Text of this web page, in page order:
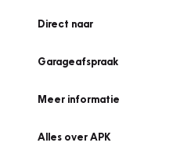
Direct naar
Garageafspraak
Meer informatie
Alles over APK